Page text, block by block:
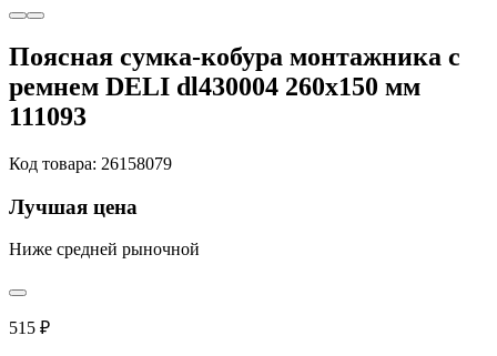
Поясная сумка-кобура монтажника с
ремнем DELI dl430004 260x150 мм
111093
Код товара: 26158079
Лучшая цена
Ниже средней рыночной
515 ₽